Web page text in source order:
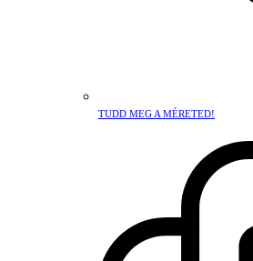
TUDD MEG A MÉRETED!